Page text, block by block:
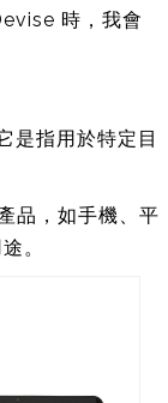
時，我會
是指用於特定目
品，如手機、平
。